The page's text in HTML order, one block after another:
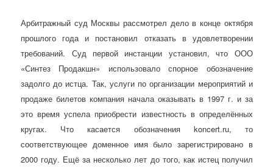
Арбитражный суд Москвы рассмотрел дело в конце октября
прошлого года и постановил отказать в удовлетворении
требований. Суд первой инстанции установил, что ООО
«Синтез Продакшн» использовало спорное обозначение
задолго до истца. Так, услуги по организации мероприятий и
продаже билетов компания начала оказывать в 1997 г. и за
это время успела приобрести известность в определённых
кругах. Что касается обозначения koncert.ru, то
соответствующее доменное имя было зарегистрировано в
2000 году. Ещё за несколько лет до того, как истец получил